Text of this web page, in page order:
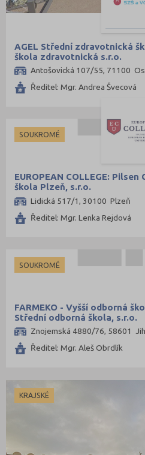
AGEL Střední zdravotnická
škola zdravotnická s.r.o.
Antošovická 107/55, 71100
Ředitel: Mgr. Andrea Švecová
SOUKROMÉ
EUROPEAN COLLEGE:
škola Plzeň, s.r.o.
Lidická 517/1, 30100 Plzeň
Ředitel: Mgr. Lenka Rejdová
SOUKROMÉ
FARMEKO - Vyšší odborná
Střední odborná škola, s.r.o.
Znojemská 4880/76, 58601
Ředitel: Mgr. Aleš Obrdlík
KRAJSKÉ